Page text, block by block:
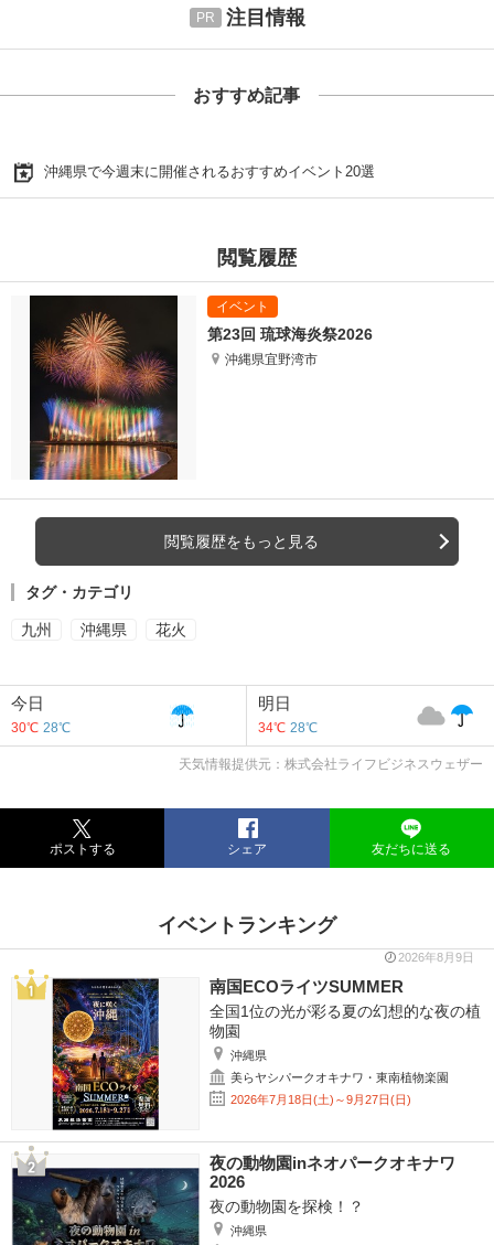
注目情報
おすすめ記事
沖縄県で今週末に開催されるおすすめイベント20選
閲覧履歴
第23回 琉球海炎祭2026
沖縄県宜野湾市
閲覧履歴をもっと見る
タグ・カテゴリ
九州 沖縄県 花火
今日
30℃ 28℃
明日
34℃ 28℃
天気情報提供元：株式会社ライフビジネスウェザー
ポストする シェア 友だちに送る
イベントランキング
2026年8月9日
南国ECOライツSUMMER
全国1位の光が彩る夏の幻想的な夜の植
物園
沖縄県
美らヤシパークオキナワ・東南植物楽園
2026年7月18日(土)～9月27日(日)
夜の動物園inネオパークオキナワ
2026
夜の動物園を探検！？
沖縄県